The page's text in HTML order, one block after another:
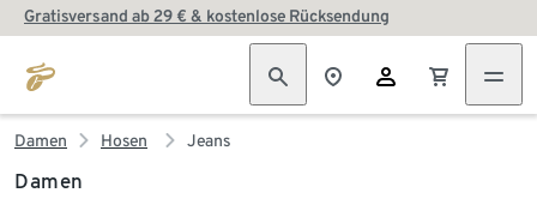
Gratisversand ab 29 € & kostenlose Rücksendung
Damen Hosen Jeans
Damen